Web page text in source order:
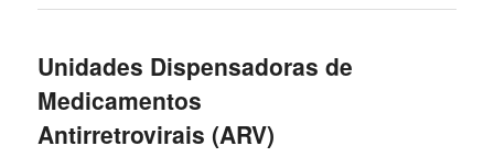
Unidades Dispensadoras de
Medicamentos
Antirretrovirais (ARV)